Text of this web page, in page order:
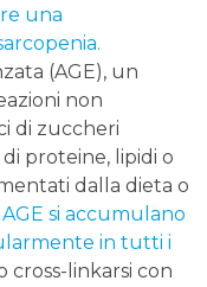
una
(AGE), un
non
di zuccheri
proteine, lipidi o
dalla dieta o
si accumulano
in tutti i
cross-linkarsi con